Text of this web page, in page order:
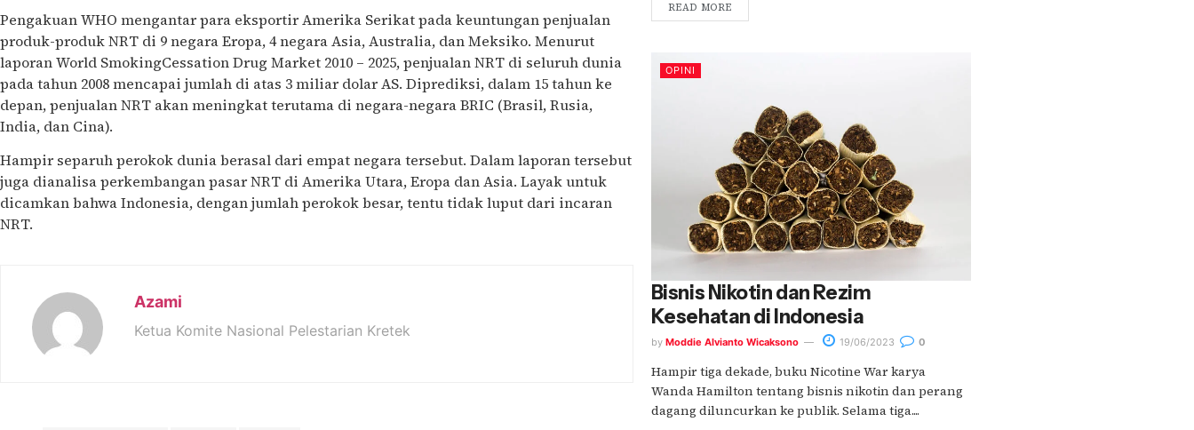
Pengakuan WHO mengantar para eksportir Amerika Serikat pada keuntungan penjualan
produk-produk NRT di 9 negara Eropa, 4 negara Asia, Australia, dan Meksiko. Menurut
laporan World SmokingCessation Drug Market 2010 – 2025, penjualan NRT di seluruh dunia
pada tahun 2008 mencapai jumlah di atas 3 miliar dolar AS. Diprediksi, dalam 15 tahun ke
depan, penjualan NRT akan meningkat terutama di negara-negara BRIC (Brasil, Rusia,
India, dan Cina).
Hampir separuh perokok dunia berasal dari empat negara tersebut. Dalam laporan tersebut
juga dianalisa perkembangan pasar NRT di Amerika Utara, Eropa dan Asia. Layak untuk
dicamkan bahwa Indonesia, dengan jumlah perokok besar, tentu tidak luput dari incaran
NRT.
Azami
Ketua Komite Nasional Pelestarian Kretek
READ MORE
OPINI
Bisnis Nikotin dan Rezim
Kesehatan di Indonesia
by Moddie Alvianto Wicaksono 19/06/2023 0
Hampir tiga dekade, buku Nicotine War karya
Wanda Hamilton tentang bisnis nikotin dan perang
dagang diluncurkan ke publik. Selama tiga....